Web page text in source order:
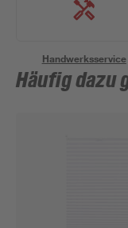
Handwerksservice
Häufig dazu